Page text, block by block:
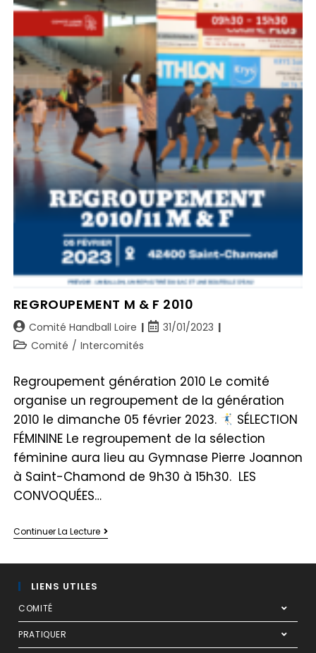
REGROUPEMENT M & F 2010
Comité Handball Loire
31/01/2023
Comité / Intercomités
Regroupement génération 2010 Le comité
organise un regroupement de la génération
2010 le dimanche 05 février 2023.
SÉLECTION
FÉMININE Le regroupement de la sélection
féminine aura lieu au Gymnase Pierre Joannon
à Saint-Chamond de 9h30 à 15h30. LES
CONVOQUÉES…
Continuer La Lecture
LIENS UTILES
COMITÉ
PRATIQUER